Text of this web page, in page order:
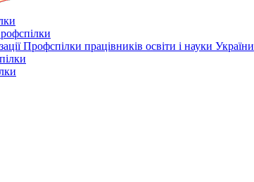
Профспілки працівників освіти і науки України